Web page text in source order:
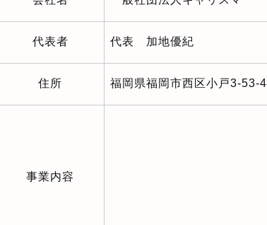
代表者 代表 加地優紀
住所 福岡県福岡市西区小戸3-53-4
事業内容